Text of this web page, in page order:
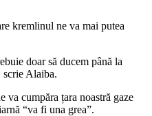
kremlinul ne va mai putea
doar să ducem până la
scrie Alaiba.
va cumpăra țara noastră gaze
“va fi una grea”.